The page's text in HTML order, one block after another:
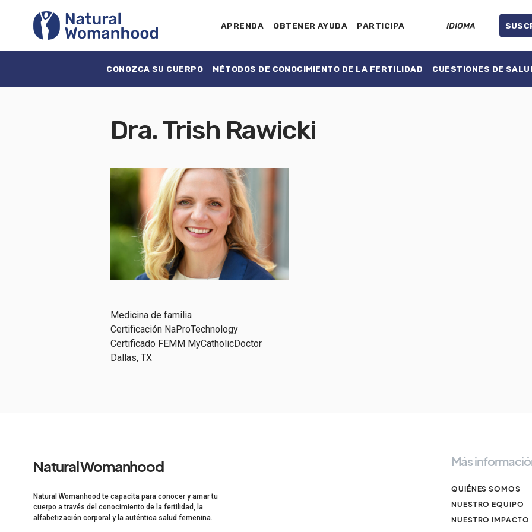
APRENDA OBTENER AYUDA PARTICIPA IDIOMA
CONOZCA SU CUERPO MÉTODOS DE CONOCIMIENTO DE LA FERTILIDAD CUESTIONES DE
Dra. Trish Rawicki
Medicina de familia
Certificación NaProTechnology
Certificado FEMM MyCatholicDoctor
Dallas, TX
Natural Womanhood
Natural Womanhood te capacita para conocer y amar tu
cuerpo a través del conocimiento de la fertilidad, la
alfabetización corporal y la auténtica salud femenina.
Más
QUIÉNES SOMOS
NUESTRO EQUIPO
NUESTRO IMPACTO